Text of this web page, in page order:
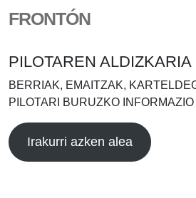
FRONTÓN
PILOTAREN ALDIZKARIA
BERRIAK, EMAITZAK,
PILOTARI BURUZKO
Irakurri azken alea